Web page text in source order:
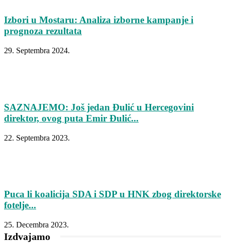
Izbori u Mostaru: Analiza izborne kampanje i
prognoza rezultata
29. Septembra 2024.
SAZNAJEMO: Još jedan Đulić u Hercegovini
direktor, ovog puta Emir Đulić...
22. Septembra 2023.
Puca li koalicija SDA i SDP u HNK zbog direktorske
fotelje...
25. Decembra 2023.
Izdvajamo